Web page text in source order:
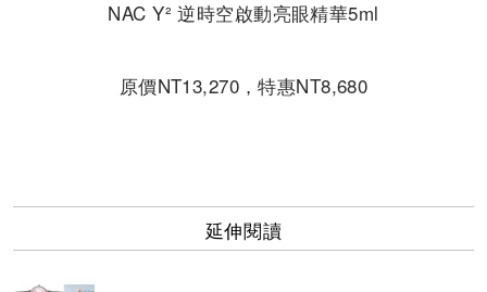
NAC Y² 逆時空啟動亮眼精華5ml
原價NT13,270，特惠NT8,680
延伸閱讀